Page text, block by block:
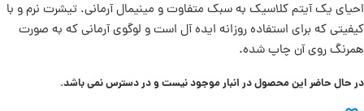
احیای یک آیتم کلاسیک به سبک متفاوت و مینیمال آرمانی. تیشرت نرم و با
کیفیتی که برای استفاده روزانه ايده آل است و لوگوی آرمانی که به صورت
همرنگ روی آن چاپ شده.
در حال حاضر این محصول در انبار موجود نیست و در دسترس نمی باشد.